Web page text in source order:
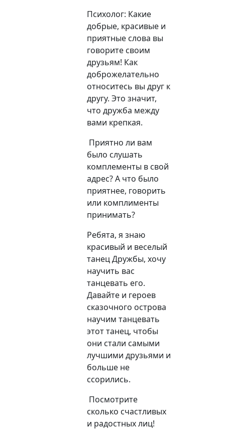
Психолог: Какие
добрые, красивые и
приятные слова вы
говорите своим
друзьям! Как
доброжелательно
относитесь вы друг к
другу. Это значит,
что дружба между
вами крепкая.
Приятно ли вам
было слушать
комплементы в свой
адрес? А что было
приятнее, говорить
или комплименты
принимать?
Ребята, я знаю
красивый и веселый
танец Дружбы, хочу
научить вас
танцевать его.
Давайте и героев
сказочного острова
научим танцевать
этот танец, чтобы
они стали самыми
лучшими друзьями и
больше не
ссорились.
Посмотрите
сколько счастливых
и радостных лиц!